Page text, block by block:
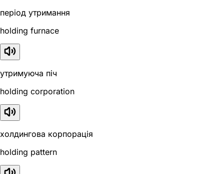
період утримання
holding furnace
утримуюча піч
holding corporation
холдингова корпорація
holding pattern